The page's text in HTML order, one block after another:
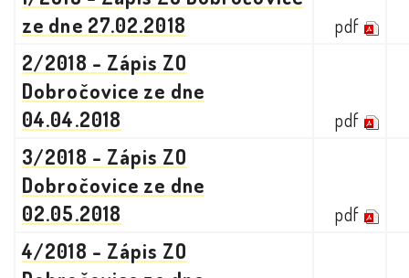
ze dne 27.02.2018
pdf
2/2018 - Zápis ZO
Dobročovice ze dne
04.04.2018
pdf
3/2018 - Zápis ZO
Dobročovice ze dne
02.05.2018
pdf
4/2018 - Zápis ZO